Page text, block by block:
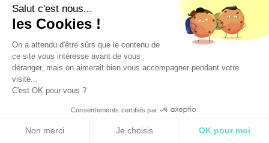
La réalisation d’audits de sécurité réguliers.
Pour une entreprise basée en France ou en Europe,
privilégier un hébergement au sein de l’Union européenne
est un gage de conformité, et évite les problématiques
liées au transfert de données vers des pays tiers.
Salut c'est nous...
les Cookies !
On a attendu d'être sûrs que le contenu de
ce site vous intéresse avant de vous
déranger, mais on aimerait bien vous accompagner pendant votre
visite...
C'est OK pour vous ?
Consentements certifiés par
Non merci Je choisis OK pour moi